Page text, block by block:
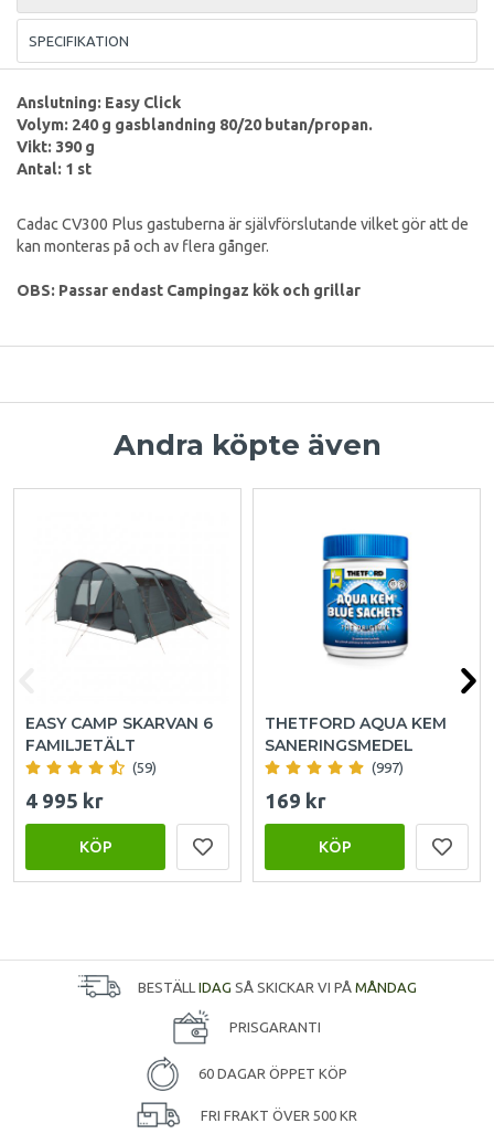
SPECIFIKATION
Anslutning: Easy Click
Volym: 240 g gasblandning 80/20 butan/propan.
Vikt: 390 g
Antal: 1 st
Cadac CV300 Plus gastuberna är självförslutande vilket gör att de
kan monteras på och av flera gånger.
OBS: Passar endast Campingaz kök och grillar
Andra köpte även
EASY CAMP SKARVAN 6
FAMILJETÄLT
(59)
4 995 kr
KÖP
THETFORD AQUA KEM
SANERINGSMEDEL
(997)
169 kr
KÖP
BESTÄLL IDAG SÅ SKICKAR VI PÅ MÅNDAG
PRISGARANTI
60 DAGAR ÖPPET KÖP
FRI FRAKT ÖVER 500 KR